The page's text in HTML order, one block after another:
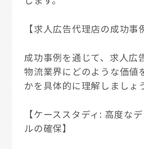
【求人広告代理店の成功事
成功事例を通じて、求人広
物流業界にどのような価値
かを具体的に理解しましょ
【ケーススタディ: 高度な
ルの確保】